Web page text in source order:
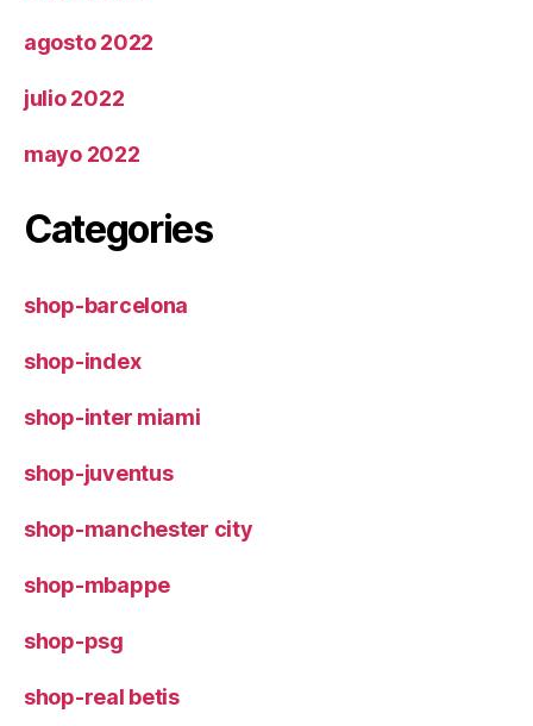
agosto 2022
julio 2022
mayo 2022
Categories
shop-barcelona
shop-index
shop-inter miami
shop-juventus
shop-manchester city
shop-mbappe
shop-psg
shop-real betis